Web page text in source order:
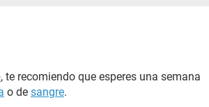
, te recomiendo que esperes una semana
o de sangre.